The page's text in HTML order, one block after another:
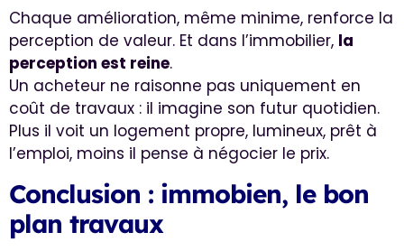
Chaque amélioration, même minime, renforce la
perception de valeur. Et dans l’immobilier, la
perception est reine.
Un acheteur ne raisonne pas uniquement en
coût de travaux : il imagine son futur quotidien.
Plus il voit un logement propre, lumineux, prêt à
l’emploi, moins il pense à négocier le prix.
Conclusion : immobien, le bon
plan travaux